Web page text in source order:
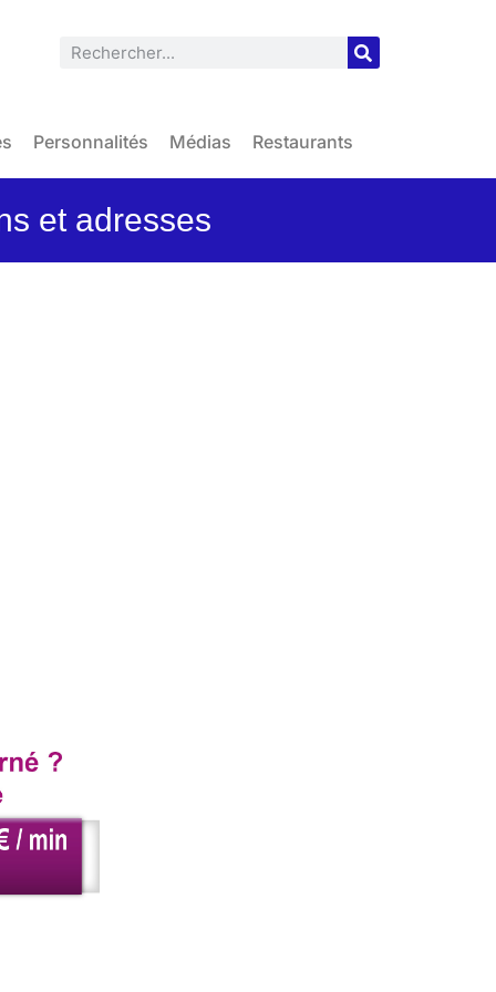
Personnalités Médias Restaurants
et adresses